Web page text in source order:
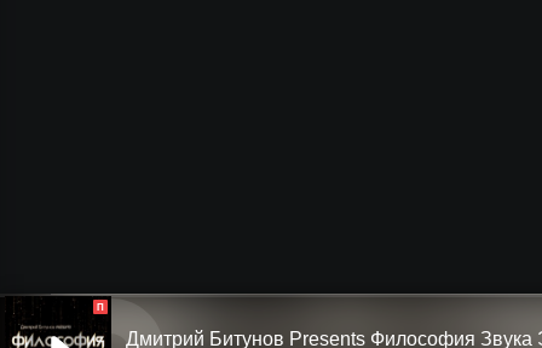
П
Дмитрий Битунов Presents Филоcофия Звука